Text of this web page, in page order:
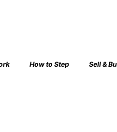
How to Step Sell &